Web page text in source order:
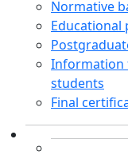
Normative
Educational
Information
students
Final